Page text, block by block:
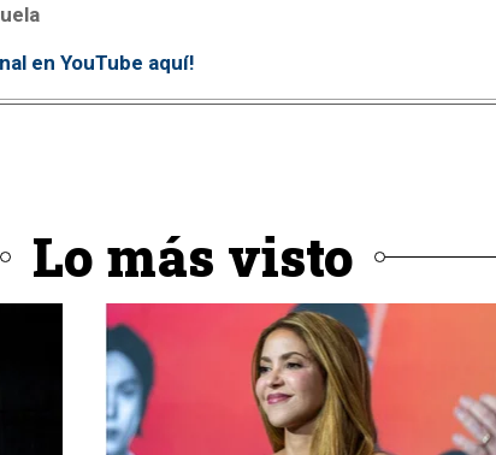
en YouTube aquí!
Lo más visto